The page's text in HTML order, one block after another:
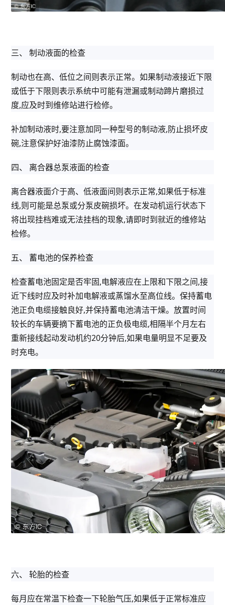
三、 制动液面的检查
制动也在高、低位之间则表示正常。如果制动液接近下限
或低于下限则表示系统中可能有泄漏或制动蹄片磨损过
度,应及时到维修站进行检修。
补加制动液时,要注意加同一种型号的制动液,防止损坏皮
碗,注意保护好油漆防止腐蚀漆面。
四、 离合器总泵液面的检查
离合器液面介于高、低液面间则表示正常,如果低于标准
线,则可能是总泵或分泵皮碗损坏。在发动机运行状态下
将出现挂档难或无法挂档的现象,请即时到就近的维修站
检修。
五、 蓄电池的保养检查
检查蓄电池固定是否牢固,电解液应在上限和下限之间,接
近下线时应及时补加电解液或蒸馏水至高位线。保持蓄电
池正负电缆接触良好,并保持蓄电池清洁干燥。放置时间
较长的车辆要摘下蓄电池的正负极电缆,相隔半个月左右
重新接线起动发动机约20分钟后,如果电量明显不足要及
时充电。
六、 轮胎的检查
每月应在常温下检查一下轮胎气压,如果低于正常标准应